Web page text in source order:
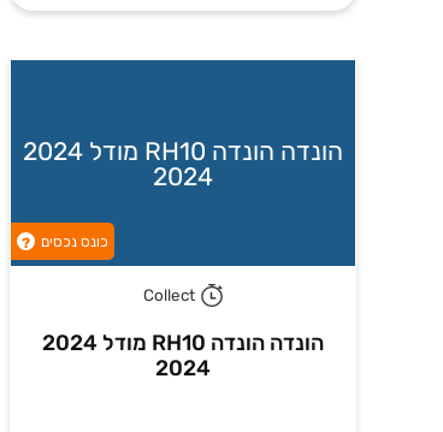
הונדה הונדה RH10 מודל 2024
2024
כונס נכסים ?
Collect
הונדה הונדה RH10 מודל 2024
2024